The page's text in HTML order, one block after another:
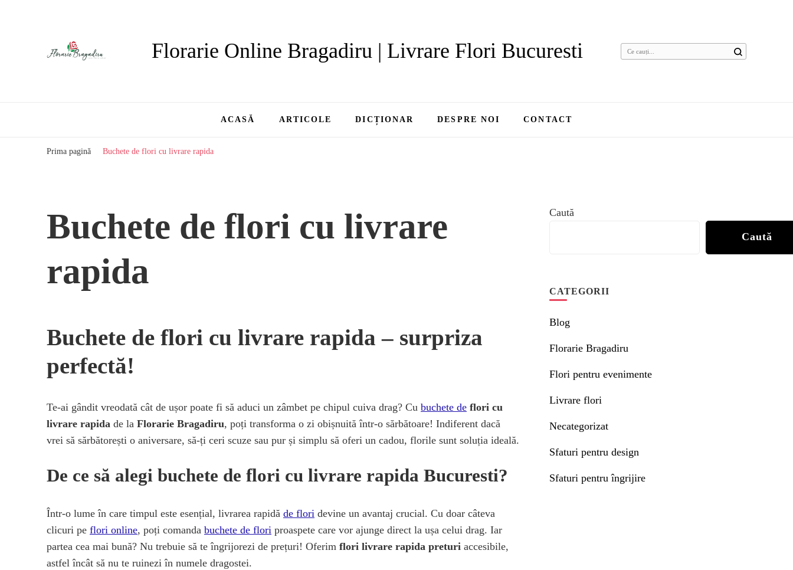
Florarie Online Bragadiru | Livrare Flori Bucuresti
Cauți
ACASĂ ARTICOLE DICȚIONAR DESPRE NOI CONTACT
Prima pagină Buchete de flori cu livrare rapida
Buchete de flori cu livrare
rapida
Buchete de flori cu livrare rapida – surpriza
perfectă!
Te-ai gândit vreodată cât de ușor poate fi să aduci un zâmbet pe chipul cuiva drag? Cu buchete de flori cu
livrare rapida de la Florarie Bragadiru, poți transforma o zi obișnuită într-o sărbătoare! Indiferent dacă
vrei să sărbătorești o aniversare, să-ți ceri scuze sau pur și simplu să oferi un cadou, florile sunt soluția ideală.
De ce să alegi buchete de flori cu livrare rapida Bucuresti?
Într-o lume în care timpul este esențial, livrarea rapidă de flori devine un avantaj crucial. Cu doar câteva
clicuri pe flori online, poți comanda buchete de flori proaspete care vor ajunge direct la ușa celui drag. Iar
partea cea mai bună? Nu trebuie să te îngrijorezi de prețuri! Oferim flori livrare rapida preturi accesibile,
astfel încât să nu te ruinezi în numele dragostei.
Caută
Caută
CATEGORII
Blog
Florarie Bragadiru
Flori pentru evenimente
Livrare flori
Necategorizat
Sfaturi pentru design
Sfaturi pentru îngrijire